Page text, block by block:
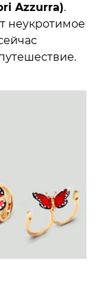
Azzurra).
неукротимое